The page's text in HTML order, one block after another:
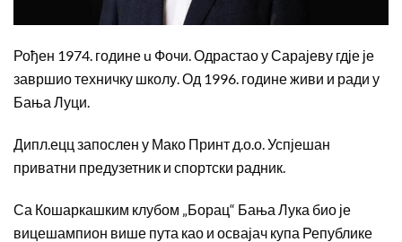
Рођен 1974. године u Фочи. Одрастао у Сарајеву гдје је
завршио техничку школу. Од 1996. године живи и ради у
Бања Луци.
Дипл.ецц запослен у Мако Принт д.о.о. Успјешан
приватни предузетник и спортски радник.
Са Кошаркашким клубом „Борац“ Бања Лука био је
вицешампион више пута као и освајач купа Републике